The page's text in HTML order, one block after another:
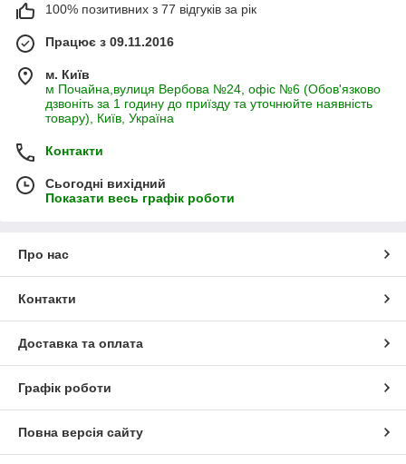
100% позитивних з 77 відгуків за рік
Працює з 09.11.2016
м. Київ
м Почайна,вулиця Вербова №24, офіс №6 (Обов'язково
дзвоніть за 1 годину до приїзду та уточнюйте наявність
товару), Київ, Україна
Контакти
Сьогодні вихідний
Показати весь графік роботи
Про нас
Контакти
Доставка та оплата
Графік роботи
Повна версія сайту